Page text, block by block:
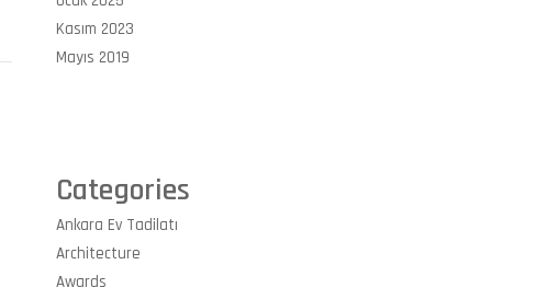
Kasım 2023
Mayıs 2019
Categories
Ankara Ev Tadilatı
Architecture
Awards